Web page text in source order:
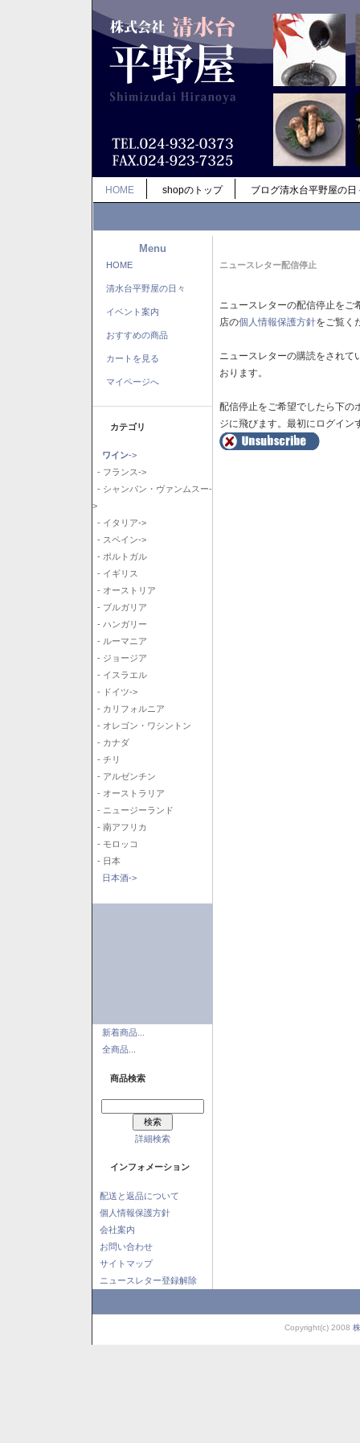
HOME shopのトップ ブログ清水台平野屋の日
Menu
HOME
清水台平野屋の日々
イベント案内
おすすめの商品
カートを見る
マイページへ
カテゴリ
ワイン->
- フランス->
- シャンパン・ヴァンムスー-
>
- イタリア->
- スペイン->
- ポルトガル
- イギリス
- オーストリア
- ブルガリア
- ハンガリー
- ルーマニア
- ジョージア
- イスラエル
- ドイツ->
- カリフォルニア
- オレゴン・ワシントン
- カナダ
- チリ
- アルゼンチン
- オーストラリア
- ニュージーランド
- 南アフリカ
- モロッコ
- 日本
日本酒->
新着商品...
全商品...
商品検索
詳細検索
インフォメーション
配送と返品について
個人情報保護方針
会社案内
お問い合わせ
サイトマップ
ニュースレター登録解除
ニュースレター配信停止
ニュースレターの配信停止を
店の個人情報保護方針をご覧く
ニュースレターの購読をされ
おります。
配信停止をご希望でしたら下の
ジに飛びます。最初にログイン
Copyright(c) 2008